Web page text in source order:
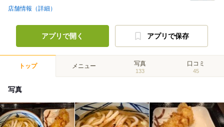
店舗情報（詳細）
アプリで開く アプリで保存
トップ メニュー 写真
133
口コミ
45
写真